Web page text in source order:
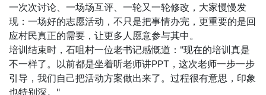
一次次讨论、一场场互评、一轮又一轮修改，大家慢慢发
现：一场好的志愿活动，不只是把事情办完，更重要的是回
应村民真正的需要，让更多人愿意参与其中。
培训结束时，石咀村一位老书记感慨道："现在的培训真是
不一样了。以前都是坐着听老师讲PPT，这次老师一步一步
引导，我们自己把活动方案做出来了。过程很有意思，印象
也特别深。"